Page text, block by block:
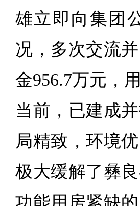
雄立即向集团
况，多次交流
金956.7万元，
当前，已建成
局精致，环境
极大缓解了彝
功能用房紧缺